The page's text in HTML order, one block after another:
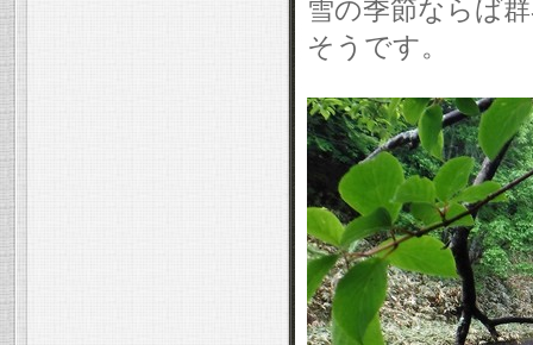
雪の季節ならば
そうです。